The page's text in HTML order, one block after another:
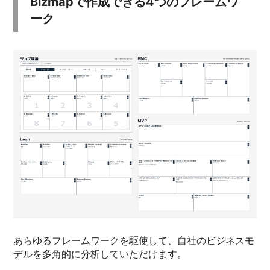
ーク
あらゆるフレームワークを駆使して、自社のビジネスモ
デルを多角的に分析していただけます。